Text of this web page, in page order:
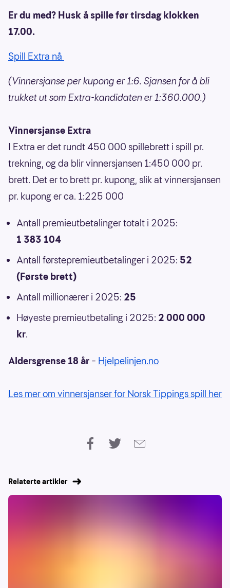
Er du med? Husk å spille før tirsdag klokken
17.00.
Spill Extra nå
(Vinnersjanse per kupong er 1:6. Sjansen for å bli
trukket ut som Extra-kandidaten er 1:360.000.)
Vinnersjanse Extra
I Extra er det rundt 450 000 spillebrett i spill pr.
trekning, og da blir vinnersjansen 1:450 000 pr.
brett. Det er to brett pr. kupong, slik at vinnersjansen
pr. kupong er ca. 1:225 000
Antall premieutbetalinger totalt i 2025:
1 383 104
Antall førstepremieutbetalinger i 2025: 52
(Første brett)
Antall millionærer i 2025: 25
Høyeste premieutbetaling i 2025: 2 000 000
kr.
Aldersgrense 18 år – Hjelpelinjen.no
Les mer om vinnersjanser for Norsk Tippings spill her
Relaterte artikler